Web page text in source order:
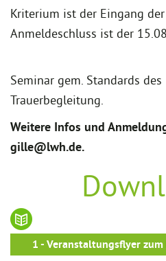
Kriterium ist der Eingang
Anmeldeschluss ist
Seminar gem. Standards
Trauerbegleitung.
Weitere Infos und
gille@lwh.de.
1 - Veranstaltungsflyer